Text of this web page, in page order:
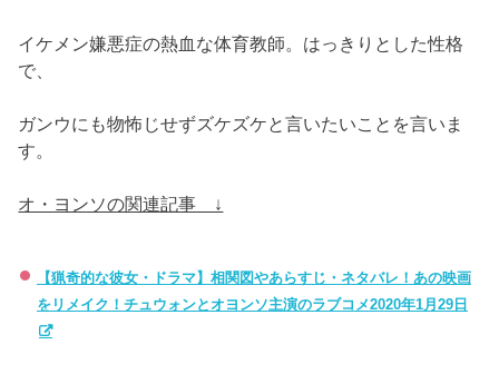
イケメン嫌悪症の熱血な体育教師。はっきりとした性格
で、
ガンウにも物怖じせずズケズケと言いたいことを言いま
す。
オ・ヨンソの関連記事 ↓
【猟奇的な彼女・ドラマ】相関図やあらすじ・ネタバレ！あの映画
をリメイク！チュウォンとオヨンソ主演のラブコメ2020年1月29日